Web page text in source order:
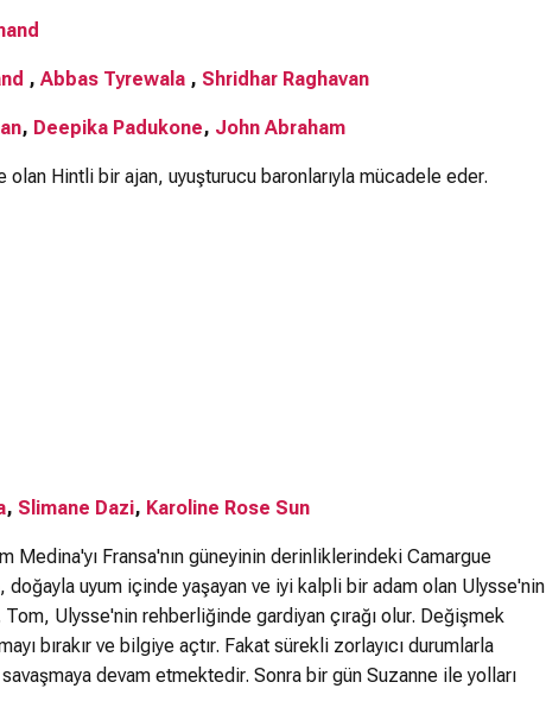
, Abbas Tyrewala , Shridhar Raghavan
, Deepika Padukone, John Abraham
Hintli bir ajan, uyuşturucu baronlarıyla mücadele eder.
, Slimane Dazi, Karoline Rose Sun
Medina'yı Fransa'nın güneyinin derinliklerindeki Camargue
doğayla uyum içinde yaşayan ve iyi kalpli bir adam olan Ulysse'nin
Tom, Ulysse'nin rehberliğinde gardiyan çırağı olur. Değişmek
bırakır ve bilgiye açtır. Fakat sürekli zorlayıcı durumlarla
devam etmektedir. Sonra bir gün Suzanne ile yolları